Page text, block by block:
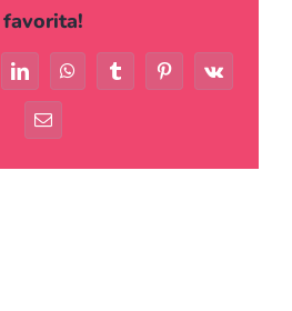
favorita!
LinkedInWhatsAppTumblrPinterest
Vk
Correo
electrónico